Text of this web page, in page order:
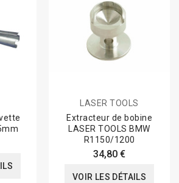
LASER TOOLS
Extracteur de bobine
LASER TOOLS BMW
R1150/1200
34,80 €
VOIR LES DÉTAILS